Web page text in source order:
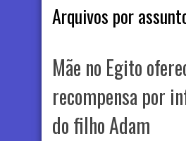
Arquivos por
Mãe no Egito
recompensa por
do filho Adam